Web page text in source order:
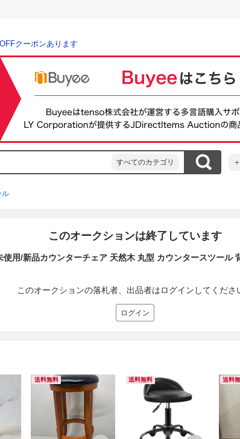
クーポンあります
すべてのカテゴリ
ル
このオークションは終了しています
用/新品カウンターチェア 天然木 丸型 カウンタースツール
このオークションの落札者、出品者はログインしてくださ
ログイン
送料無料 送料無料 送料